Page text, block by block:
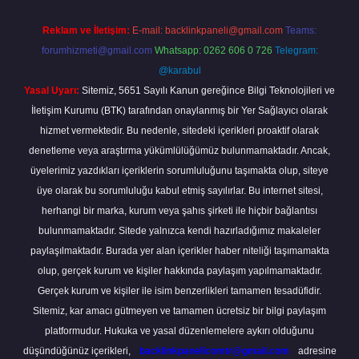
Reklam ve İletişim: E-mail: backlinkpaneli@gmail.com Teams:
forumhizmeti@gmail.com Whatsapp: 0262 606 0 726 Telegram:
@karabul
Yasal Uyarı: Sitemiz, 5651 Sayılı Kanun gereğince Bilgi Teknolojileri ve
İletişim Kurumu (BTK) tarafından onaylanmış bir Yer Sağlayıcı olarak
hizmet vermektedir. Bu nedenle, sitedeki içerikleri proaktif olarak
denetleme veya araştırma yükümlülüğümüz bulunmamaktadır. Ancak,
üyelerimiz yazdıkları içeriklerin sorumluluğunu taşımakta olup, siteye
üye olarak bu sorumluluğu kabul etmiş sayılırlar. Bu internet sitesi,
herhangi bir marka, kurum veya şahıs şirketi ile hiçbir bağlantısı
bulunmamaktadır. Sitede yalnızca kendi hazırladığımız makaleler
paylaşılmaktadır. Burada yer alan içerikler haber niteliği taşımamakta
olup, gerçek kurum ve kişiler hakkında paylaşım yapılmamaktadır.
Gerçek kurum ve kişiler ile isim benzerlikleri tamamen tesadüfidir.
Sitemiz, kar amacı gütmeyen ve tamamen ücretsiz bir bilgi paylaşım
platformudur. Hukuka ve yasal düzenlemelere aykırı olduğunu
düşündüğünüz içerikleri,
backlinkpanelicomtr@gmail.com adresine